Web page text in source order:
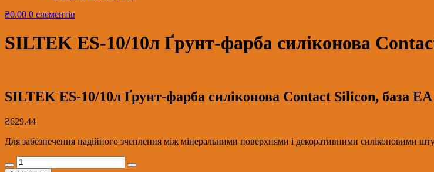
₴0.00 0 елементів
SILTEK ЕS-10/10л Ґрунт-фарба силіконова
SILTEK ЕS-10/10л Ґрунт-фарба силіконова Contact Silicon, база ЕА
₴629.44
Для забезпечення надійного зчеплення між мінеральними поверхнями і декоративними силіконовими
SILTEK